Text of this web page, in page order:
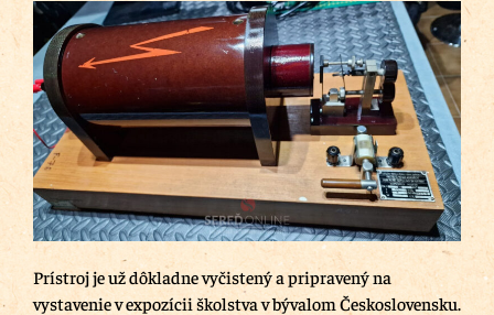
Prístroj je už dôkladne vyčistený a pripravený na
vystavenie v expozícii školstva v bývalom Československu.